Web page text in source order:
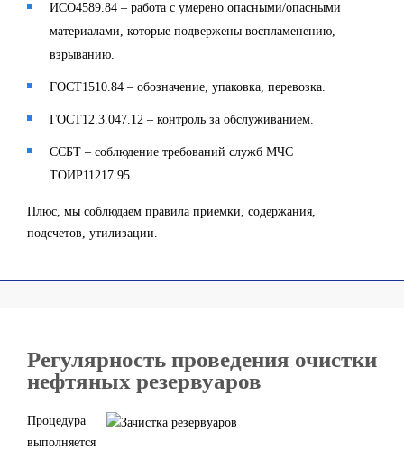
ИСО4589.84 – работа с умерено опасными/опасными
материалами, которые подвержены воспламенению,
взрыванию.
ГОСТ1510.84 – обозначение, упаковка, перевозка.
ГОСТ12.3.047.12 – контроль за обслуживанием.
ССБТ – соблюдение требований служб МЧС
ТОИР11217.95.
Плюс, мы соблюдаем правила приемки, содержания,
подсчетов, утилизации.
Регулярность проведения очистки
нефтяных резервуаров
Процедура
выполняется